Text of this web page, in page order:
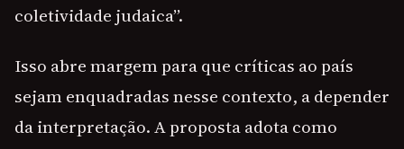
coletividade judaica”.
Isso abre margem para que críticas ao país
sejam enquadradas nesse contexto, a depender
da interpretação. A proposta adota como